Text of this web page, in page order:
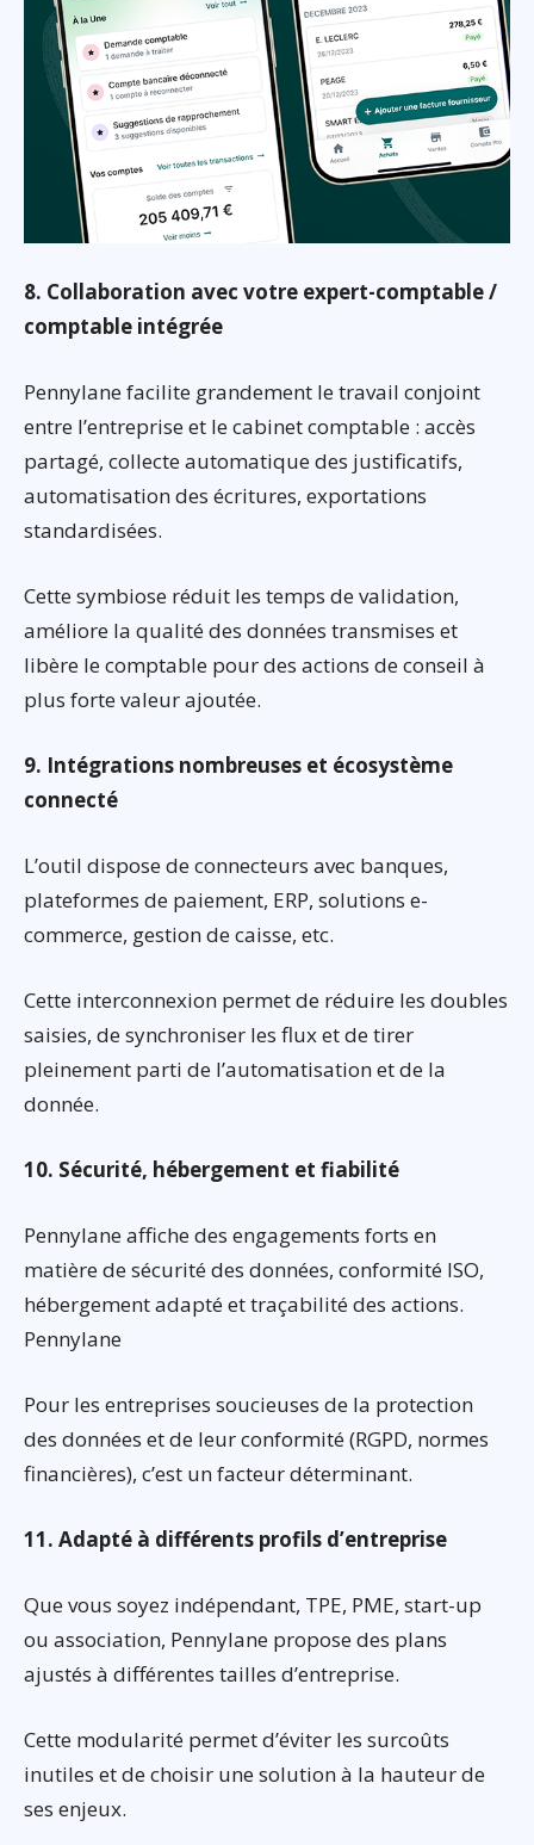
8. Collaboration avec votre expert-comptable /
comptable intégrée
Pennylane facilite grandement le travail conjoint
entre l’entreprise et le cabinet comptable : accès
partagé, collecte automatique des justificatifs,
automatisation des écritures, exportations
standardisées.
Cette symbiose réduit les temps de validation,
améliore la qualité des données transmises et
libère le comptable pour des actions de conseil à
plus forte valeur ajoutée.
9. Intégrations nombreuses et écosystème
connecté
L’outil dispose de connecteurs avec banques,
plateformes de paiement, ERP, solutions e-
commerce, gestion de caisse, etc.
Cette interconnexion permet de réduire les doubles
saisies, de synchroniser les flux et de tirer
pleinement parti de l’automatisation et de la
donnée.
10. Sécurité, hébergement et fiabilité
Pennylane affiche des engagements forts en
matière de sécurité des données, conformité ISO,
hébergement adapté et traçabilité des actions.
Pennylane
Pour les entreprises soucieuses de la protection
des données et de leur conformité (RGPD, normes
financières), c’est un facteur déterminant.
11. Adapté à différents profils d’entreprise
Que vous soyez indépendant, TPE, PME, start-up
ou association, Pennylane propose des plans
ajustés à différentes tailles d’entreprise.
Cette modularité permet d’éviter les surcoûts
inutiles et de choisir une solution à la hauteur de
ses enjeux.